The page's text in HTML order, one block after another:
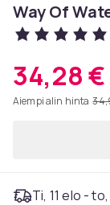
Way Of
34,28 €
Aiempi alin hinta
Ti, 11 elo -